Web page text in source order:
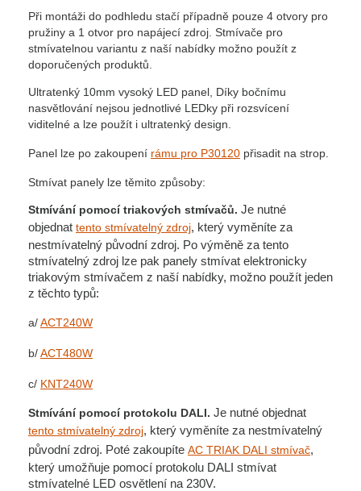
Při montáži do podhledu stačí případně pouze 4 otvory pro
pružiny a 1 otvor pro napájecí zdroj. Stmívače pro
stmívatelnou variantu z naší nabídky možno použít z
doporučených produktů.
Ultratenký 10mm vysoký LED panel, Díky bočnímu
nasvětlování nejsou jednotlivé LEDky při rozsvícení
viditelné a lze použít i ultratenký design.
Panel lze po zakoupení rámu pro P30120 přisadit na strop.
Stmívat panely lze těmito způsoby:
Stmívání pomocí triakových stmívačů. Je nutné
objednat tento stmívatelný zdroj, který vyměníte za
nestmívatelný původní zdroj. Po výměně za tento
stmívatelný zdroj lze pak panely stmívat elektronicky
triakovým stmívačem z naší nabídky, možno použít jeden
z těchto typů:
a/ACT240W
b/ACT480W
c/ KNT240W
Stmívání pomocí protokolu DALI. Je nutné objednat
tento stmívatelný zdroj, který vyměníte za nestmívatelný
původní zdroj. Poté zakoupíte AC TRIAK DALI stmívač,
který umožňuje pomocí protokolu DALI stmívat
stmívatelné LED osvětlení na 230V.